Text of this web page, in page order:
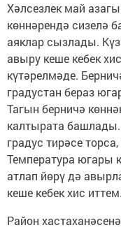
Хәлсезлек май
көннәрендә сизелә
аяклар сызлады.
авыру кеше кебек
күтәрелмәде.
градустан бераз
Тагын берничә
калтырата башлады.
градус тирәсе
Температура югары
атлап йөрү дә
кеше кебек хис
Район